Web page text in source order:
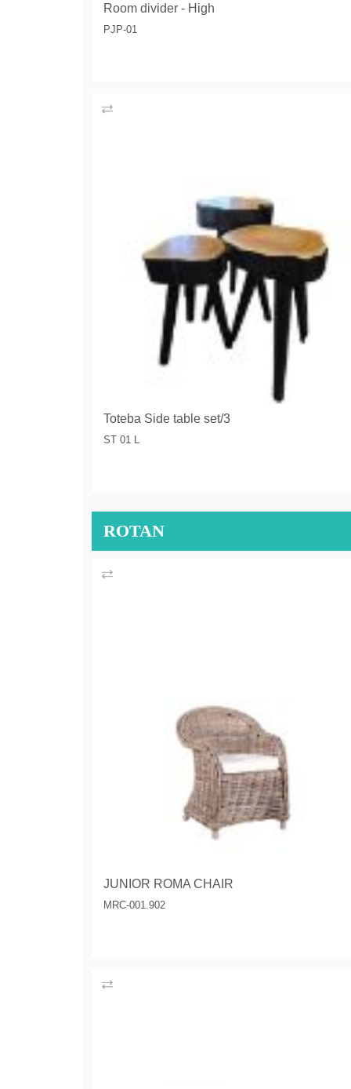
Room divider - High
PJP-01
Toteba Side table set/3
ST 01 L
ROTAN
JUNIOR ROMA CHAIR
MRC-001.902